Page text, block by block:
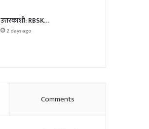
उत्तरकाशी: RBSK…
2 days ago
Comments